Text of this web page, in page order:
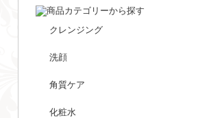
クレンジング
洗顔
角質ケア
化粧水